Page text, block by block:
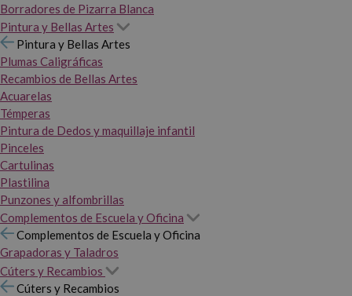
Borradores de Pizarra Blanca
Pintura y Bellas Artes
Pintura y Bellas Artes
Plumas Caligráficas
Recambios de Bellas Artes
Acuarelas
Témperas
Pintura de Dedos y maquillaje infantil
Pinceles
Cartulinas
Plastilina
Punzones y alfombrillas
Complementos de Escuela y Oficina
Complementos de Escuela y Oficina
Grapadoras y Taladros
Cúters y Recambios
Cúters y Recambios